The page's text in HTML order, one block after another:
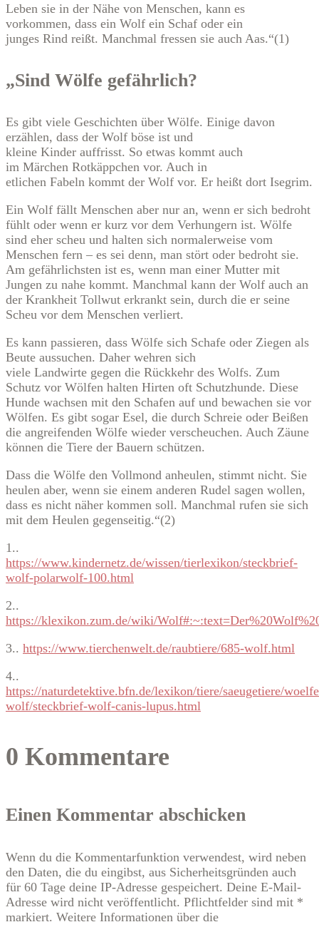
Leben sie in der Nähe von Menschen, kann es
vorkommen, dass ein Wolf ein Schaf oder ein
junges Rind reißt. Manchmal fressen sie auch Aas.“(1)
„Sind Wölfe gefährlich?
Es gibt viele Geschichten über Wölfe. Einige davon
erzählen, dass der Wolf böse ist und
kleine Kinder auffrisst. So etwas kommt auch
im Märchen Rotkäppchen vor. Auch in
etlichen Fabeln kommt der Wolf vor. Er heißt dort Isegrim.
Ein Wolf fällt Menschen aber nur an, wenn er sich bedroht
fühlt oder wenn er kurz vor dem Verhungern ist. Wölfe
sind eher scheu und halten sich normalerweise vom
Menschen fern – es sei denn, man stört oder bedroht sie.
Am gefährlichsten ist es, wenn man einer Mutter mit
Jungen zu nahe kommt. Manchmal kann der Wolf auch an
der Krankheit Tollwut erkrankt sein, durch die er seine
Scheu vor dem Menschen verliert.
Es kann passieren, dass Wölfe sich Schafe oder Ziegen als
Beute aussuchen. Daher wehren sich
viele Landwirte gegen die Rückkehr des Wolfs. Zum
Schutz vor Wölfen halten Hirten oft Schutzhunde. Diese
Hunde wachsen mit den Schafen auf und bewachen sie vor
Wölfen. Es gibt sogar Esel, die durch Schreie oder Beißen
die angreifenden Wölfe wieder verscheuchen. Auch Zäune
können die Tiere der Bauern schützen.
Dass die Wölfe den Vollmond anheulen, stimmt nicht. Sie
heulen aber, wenn sie einem anderen Rudel sagen wollen,
dass es nicht näher kommen soll. Manchmal rufen sie sich
mit dem Heulen gegenseitig.“(2)
1..
https://www.kindernetz.de/wissen/tierlexikon/steckbrief-
wolf-polarwolf-100.html
2..
https://klexikon.zum.de/wiki/
3.. https://www.tierchenwelt.de/raubtiere/685-wolf.html
4..
https://naturdetektive.bfn.de/lexikon/tiere/saeugetiere/
wolf/steckbrief-wolf-canis-lupus.html
0 Kommentare
Einen Kommentar abschicken
Wenn du die Kommentarfunktion verwendest, wird neben
den Daten, die du eingibst, aus Sicherheitsgründen auch
für 60 Tage deine IP-Adresse gespeichert. Deine E-Mail-
Adresse wird nicht veröffentlicht. Pflichtfelder sind mit *
markiert. Weitere Informationen über die